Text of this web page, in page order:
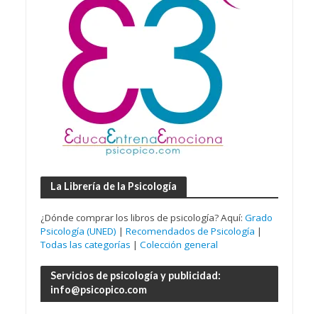
La Librería de la Psicología
¿Dónde comprar los libros de psicología? Aquí: Grado
Psicología (UNED) | Recomendados de Psicología |
Todas las categorías | Colección general
Servicios de psicología y publicidad:
info@psicopico.com